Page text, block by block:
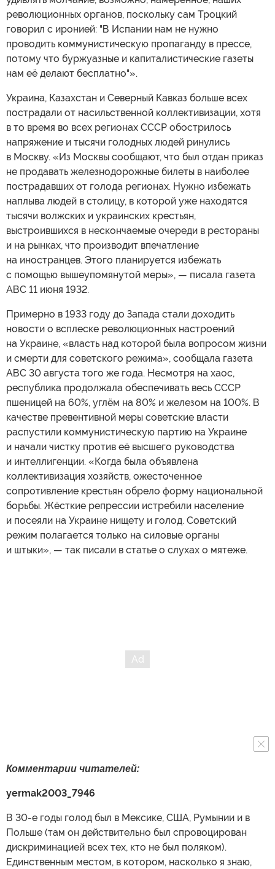
революционных органов, поскольку сам Троцкий
говорил с иронией: "В Испании нам не нужно
проводить коммунистическую пропаганду в прессе,
потому что буржуазные и капиталистические газеты
нам её делают бесплатно"».
Украина, Казахстан и Северный Кавказ больше всех
пострадали от насильственной коллективизации, хотя
в то время во всех регионах СССР обострилось
напряжение и тысячи голодных людей ринулись
в Москву. «Из Москвы сообщают, что был отдан приказ
не продавать железнодорожные билеты в наиболее
пострадавших от голода регионах. Нужно избежать
наплыва людей в столицу, в которой уже находятся
тысячи волжских и украинских крестьян,
выстроившихся в нескончаемые очереди в рестораны
и на рынках, что производит впечатление
на иностранцев. Этого планируется избежать
с помощью вышеупомянутой меры», — писала газета
АВС 11 июня 1932.
Примерно в 1933 году до Запада стали доходить
новости о всплеске революционных настроений
на Украине, «власть над которой была вопросом жизни
и смерти для советского режима», сообщала газета
АВС 30 августа того же года. Несмотря на хаос,
республика продолжала обеспечивать весь СССР
пшеницей на 60%, углём на 80% и железом на 100%. В
качестве превентивной меры советские власти
распустили коммунистическую партию на Украине
и начали чистку против её высшего руководства
и интеллигенции. «Когда была объявлена ​​
коллективизация хозяйств, ожесточенное
сопротивление крестьян обрело форму национальной
борьбы. Жёсткие репрессии истребили население
и посеяли на Украине нищету и голод. Советский
режим полагается только на силовые органы
и штыки», — так писали в статье о слухах о мятеже.
Комментарии читателей:
yermak2003_7946
В 30-е годы голод был в Мексике, США, Румынии и в
Польше (там он действительно был спровоцирован
дискриминацией всех тех, кто не был поляком).
Единственным местом, в котором, насколько я знаю,